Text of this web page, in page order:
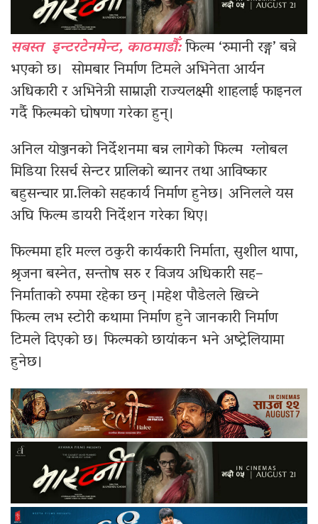
सबस्त इन्टरटेनमेन्ट, काठमाडौँ:फिल्म ‘रुमानी रङ्ग’ बन्ने
भएको छ। सोमबार निर्माण टिमले अभिनेता आर्यन
अधिकारी र अभिनेत्री साम्राज्ञी राज्यलक्ष्मी शाहलाई फाइनल
गर्दै फिल्मको घोषणा गरेका हुन्।
अनिल योञ्जनको निर्देशनमा बन्न लागेको फिल्म ग्लोबल
मिडिया रिसर्च सेन्टर प्रालिको ब्यानर तथा आविष्कार
बहुसन्चार प्रा.लिको सहकार्य निर्माण हुनेछ। अनिलले यस
अघि फिल्म डायरी निर्देशन गरेका थिए।
फिल्ममा हरि मल्ल ठकुरी कार्यकारी निर्माता, सुशील थापा,
श्रृजना बस्नेत, सन्तोष सरु र विजय अधिकारी सह–
निर्माताको रुपमा रहेका छन् ।महेश पौडेलले खिच्ने
फिल्म लभ स्टोरी कथामा निर्माण हुने जानकारी निर्माण
टिमले दिएको छ। फिल्मको छायांकन भने अष्ट्रेलियामा
हुनेछ।